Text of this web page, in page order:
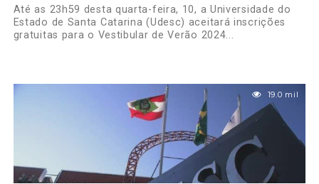
Até as 23h59 desta quarta-feira, 10, a Universidade do
Estado de Santa Catarina (Udesc) aceitará inscrições
gratuitas para o Vestibular de Verão 2024...
19.0 mil